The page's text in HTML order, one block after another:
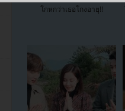
โกหกว่าเธอโกงอายุ!!